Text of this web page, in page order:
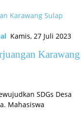
Kamis, 27 Juli 2023
Karawang
SDGs Desa
Mahasiswa